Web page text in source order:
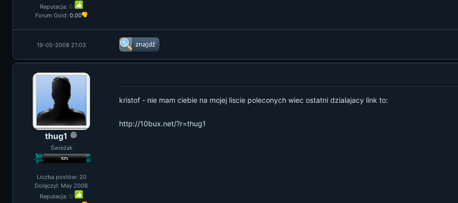
Reputacja: 0
Forum Gold: 0.00
19-05-2008 21:03
thug1
Świeżak
Liczba postów: 20
Dołączył: May 2008
Reputacja: 0
kristof - nie mam ciebie na mojej liscie poleconych wiec ostatni dzialajacy link to:
http://10bux.net/?r=thug1